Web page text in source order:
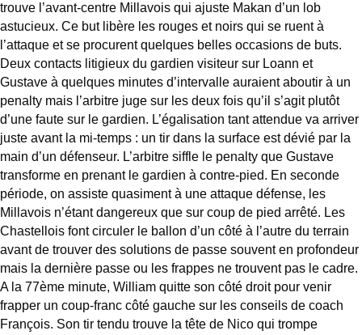
trouve l’avant-centre Millavois qui ajuste Makan d’un lob
astucieux. Ce but libère les rouges et noirs qui se ruent à
l’attaque et se procurent quelques belles occasions de buts.
Deux contacts litigieux du gardien visiteur sur Loann et
Gustave à quelques minutes d’intervalle auraient aboutir à un
penalty mais l’arbitre juge sur les deux fois qu’il s’agit plutôt
d’une faute sur le gardien. L’égalisation tant attendue va arriver
juste avant la mi-temps : un tir dans la surface est dévié par la
main d’un défenseur. L’arbitre siffle le penalty que Gustave
transforme en prenant le gardien à contre-pied. En seconde
période, on assiste quasiment à une attaque défense, les
Millavois n’étant dangereux que sur coup de pied arrêté. Les
Chastellois font circuler le ballon d’un côté à l’autre du terrain
avant de trouver des solutions de passe souvent en profondeur
mais la dernière passe ou les frappes ne trouvent pas le cadre.
A la 77ème minute, William quitte son côté droit pour venir
frapper un coup-franc côté gauche sur les conseils de coach
François. Son tir tendu trouve la tête de Nico qui trompe